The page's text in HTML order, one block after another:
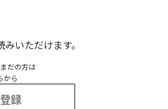
いただけます。
だの方は
から
録